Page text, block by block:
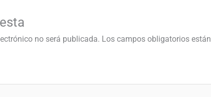
no será publicada. Los campos obligatorios están